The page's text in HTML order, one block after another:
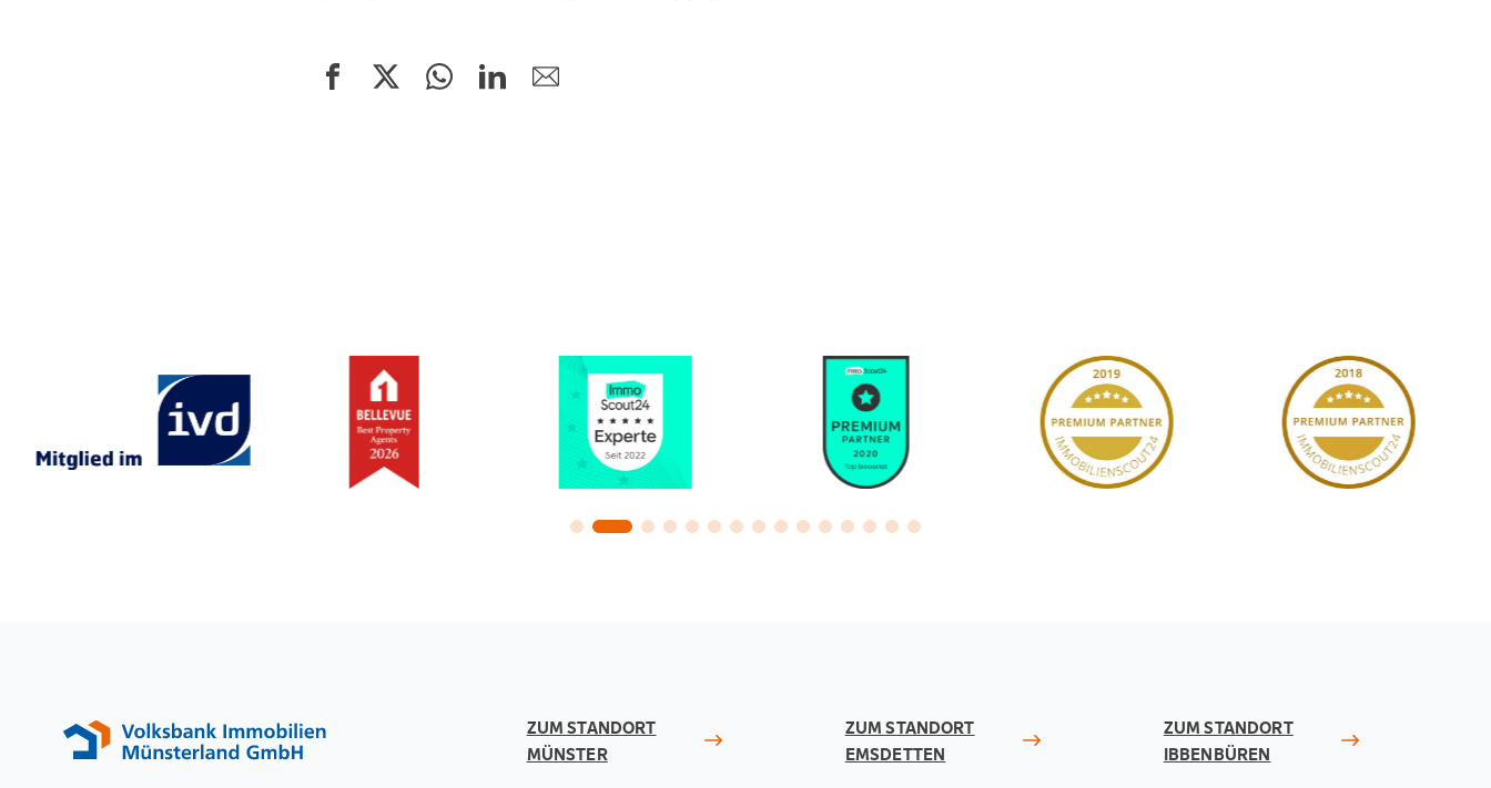
ZUM STANDORT
MÜNSTER
ZUM STANDORT
EMSDETTEN
ZUM STANDORT
IBBENBÜREN